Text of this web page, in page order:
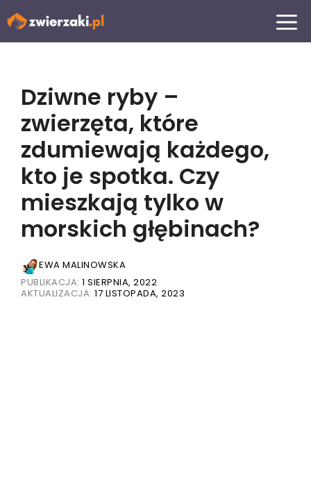
Przejdź
MENU
Dziwne ryby –
zwierzęta, które
zdumiewają każdego,
kto je spotka. Czy
mieszkają tylko w
morskich głębinach?
EWA MALINOWSKA
PUBLIKACJA: 1 SIERPNIA, 2022
AKTUALIZACJA: 17 LISTOPADA, 2023